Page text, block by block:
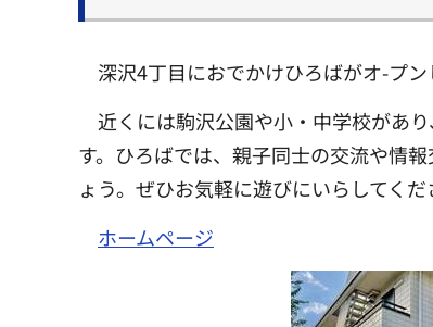
深沢4丁目におでかけひろばがオ-プン
近くには駒沢公園や小・中学校があ
す。ひろばでは、親子同士の交流や情
ょう。ぜひお気軽に遊びにいらしてくだ
ホームページ